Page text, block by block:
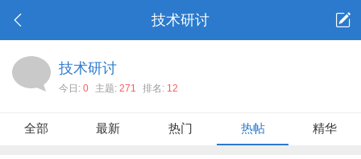
技术研讨
技术研讨
今日: 0 主题: 271 排名: 12
全部 最新 热门 热帖 精华